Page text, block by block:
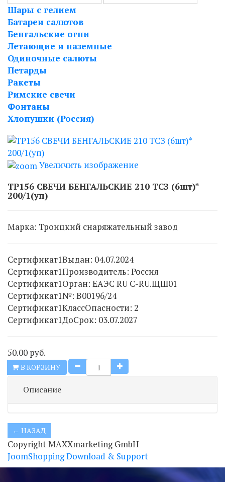
Шары с гелием
Батареи салютов
Бенгальские огни
Летающие и наземные
Одиночные салюты
Петарды
Ракеты
Римские свечи
Фонтаны
Хлопушки (Россия)
Увеличить изображение
ТР156 СВЕЧИ БЕНГАЛЬСКИЕ 210 ТСЗ (6шт)*
200/1(уп)
Марка: Троицкий снаряжательный завод
Сертификат1Выдан: 04.07.2024
Сертификат1Производитель: Россия
Сертификат1Орган: ЕАЭС RU C-RU.ЩШ01
Сертификат1№: В00196/24
Сертификат1КлассОпасности: 2
Сертификат1ДоСрок: 03.07.2027
50.00 руб.
В КОРЗИНУ
Описание
Copyright MAXXmarketing GmbH
JoomShopping Download & Support